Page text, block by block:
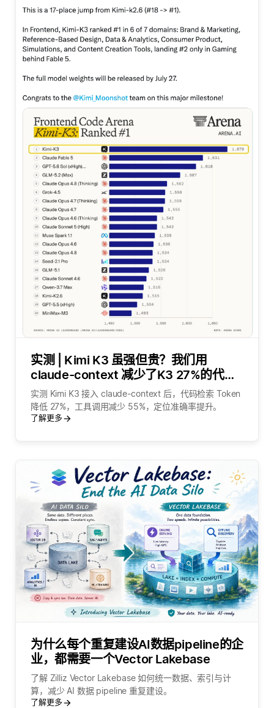
实测 | Kimi K3 虽强但贵？我们用
claude-context 减少了K3 27%的代码
检索token
实测 Kimi K3 接入 claude-context 后，代码检索 Token
降低 27%，工具调用减少 55%，定位准确率提升。
了解更多
为什么每个重复建设AI数据pipeline的企
业，都需要一个Vector Lakebase
了解 Zilliz Vector Lakebase 如何统一数据、索引与计
算，减少 AI 数据 pipeline 重复建设。
了解更多